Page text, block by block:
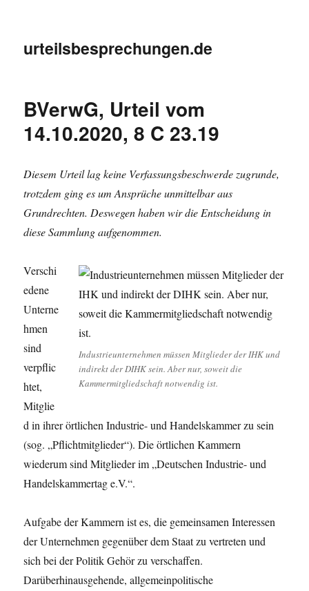
urteilsbesprechungen.de
BVerwG, Urteil vom
14.10.2020, 8 C 23.19
Diesem Urteil lag keine Verfassungsbeschwerde zugrunde,
trotzdem ging es um Ansprüche unmittelbar aus
Grundrechten. Deswegen haben wir die Entscheidung in
diese Sammlung aufgenommen.
Industrieunternehmen müssen Mitglieder der IHK und
indirekt der DIHK sein. Aber nur, soweit die
Kammermitgliedschaft notwendig ist.
Verschi
edene
Unterne
hmen
sind
verpflic
htet,
Mitglie
d in ihrer örtlichen Industrie- und Handelskammer zu sein
(sog. „Pflichtmitglieder“). Die örtlichen Kammern
wiederum sind Mitglieder im „Deutschen Industrie- und
Handelskammertag e.V.“.
Aufgabe der Kammern ist es, die gemeinsamen Interessen
der Unternehmen gegenüber dem Staat zu vertreten und
sich bei der Politik Gehör zu verschaffen.
Darüberhinausgehende, allgemeinpolitische